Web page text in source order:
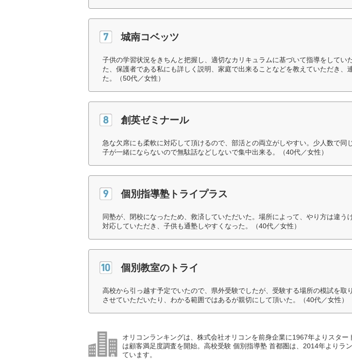
城南コベッツ
子供の学習状況をきちんと把握し、適切なカリキュラムに基づいて指導をしてい
た、保護者である私にも詳しく説明、家庭で出来ることなどを教えていただき、
た。（50代／女性）
創英ゼミナール
急な欠席にも柔軟に対応して頂けるので、部活との両立がしやすい。少人数で同
子が一緒にならないので無駄話などしないで集中出来る。（40代／女性）
個別指導塾トライプラス
同塾が、閉校になったため、救済していただいた。場所によって、やり方は違う
対応していただき、子供も通塾しやすくなった。（40代／女性）
個別教室のトライ
高校から引っ越す予定でいたので、県外受験でしたが、受験する場所の模試を取
させていただいたり、わかる範囲ではあるが親切にして頂いた。（40代／女性）
オリコンランキングは、株式会社オリコンを前身企業に1967年よりスター
は顧客満足度調査を開始。高校受験 個別指導塾 首都圏は、2014年よりラ
ています。